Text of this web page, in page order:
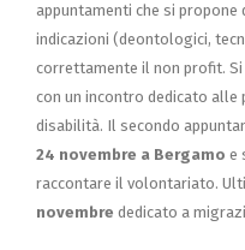
appuntamenti che si
indicazioni (deontologici,
correttamente il non profit. Si
con un incontro dedicato
disabilità. Il secondo
24 novembre a Bergamo e
raccontare il volontariato.
novembre dedicato a